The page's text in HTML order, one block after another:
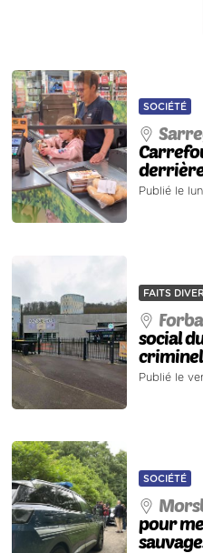
SOCIÉTÉ
derrière
Publié le
FAITS
social
Publié le
SOCIÉTÉ
pour